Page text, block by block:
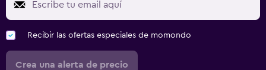
Recibir las ofertas especiales de momondo
Crea una alerta de precio